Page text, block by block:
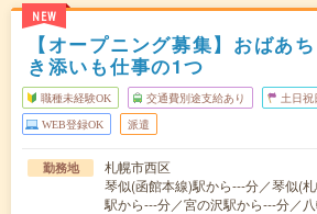
NEW
【オープニング募集】おばあ
き添いも仕事の1つ
職種未経験OK 交通費別途支給あり 土日祝
WEB登録OK 派遣
勤務地
札幌市西区
琴似(函館本線)駅から---分／琴似(
駅から---分／宮の沢駅から---分／